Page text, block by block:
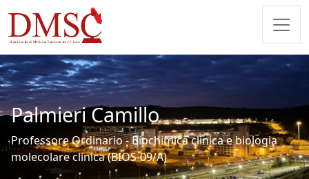
Palmieri Camillo
Professore Ordinario - Biochimica clinica e biologia
molecolare clinica (BIOS-09/A)